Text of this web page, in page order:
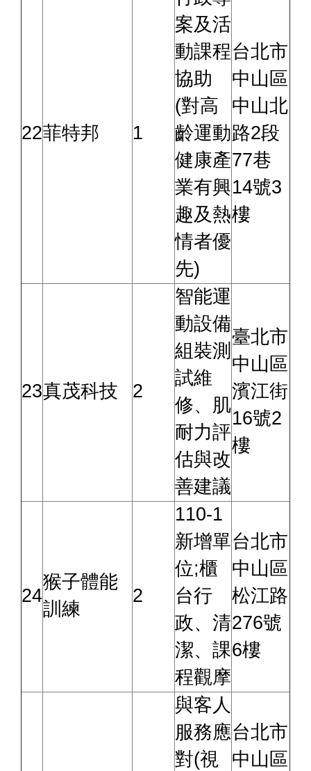
22菲特邦 1
案及活
動課程
協助
(對高
齡運動
健康產
業有興
趣及熱
情者優
先)
台北市
中山區
中山北
路2段
77巷
14號3
樓
23真茂科技 2
智能運
動設備
組裝測
試維
修、肌
耐力評
估與改
善建議
臺北市
中山區
濱江街
16號2
樓
24
猴子體能
訓練
2
110-1
新增單
位;櫃
台行
政、清
潔、課
程觀摩
台北市
中山區
松江路
276號
6樓
與客人
服務應
對(視
台北市
中山區